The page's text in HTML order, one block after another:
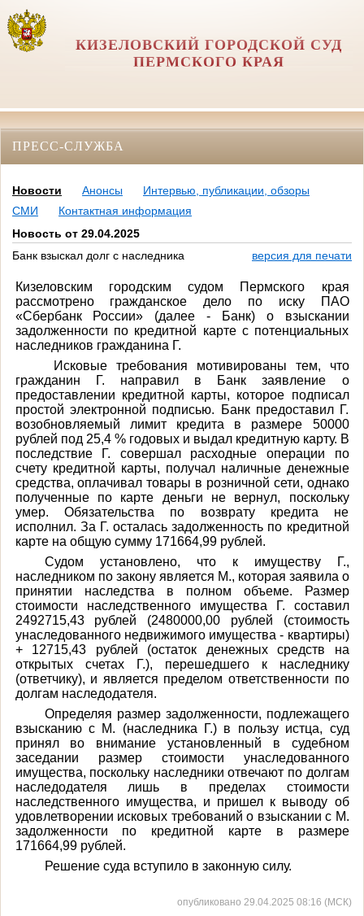
КИЗЕЛОВСКИЙ ГОРОДСКОЙ СУД
ПЕРМСКОГО КРАЯ
ПРЕСС-СЛУЖБА
Новости Анонсы
Интервью, публикации, обзоры
СМИ
Контактная информация
Новость от 29.04.2025
Банк взыскал долг с наследника
версия для печати
Кизеловским городским судом Пермского края
рассмотрено гражданское дело по иску ПАО
«Сбербанк России» (далее - Банк) о взыскании
задолженности по кредитной карте с потенциальных
наследников гражданина Г.
Исковые требования мотивированы тем, что
гражданин Г. направил в Банк заявление о
предоставлении кредитной карты, которое подписал
простой электронной подписью. Банк предоставил Г.
возобновляемый лимит кредита в размере 50000
рублей под 25,4 % годовых и выдал кредитную карту. В
последствие Г. совершал расходные операции по
счету кредитной карты, получал наличные денежные
средства, оплачивал товары в розничной сети, однако
полученные по карте деньги не вернул, поскольку
умер. Обязательства по возврату кредита не
исполнил. За Г. осталась задолженность по кредитной
карте на общую сумму 171664,99 рублей.
Судом установлено, что к имуществу Г.,
наследником по закону является М., которая заявила о
принятии наследства в полном объеме. Размер
стоимости наследственного имущества Г. составил
2492715,43 рублей (2480000,00 рублей (стоимость
унаследованного недвижимого имущества - квартиры)
+ 12715,43 рублей (остаток денежных средств на
открытых счетах Г.), перешедшего к наследнику
(ответчику), и является пределом ответственности по
долгам наследодателя.
Определяя размер задолженности, подлежащего
взысканию с М. (наследника Г.) в пользу истца, суд
принял во внимание установленный в судебном
заседании размер стоимости унаследованного
имущества, поскольку наследники отвечают по долгам
наследодателя лишь в пределах стоимости
наследственного имущества, и пришел к выводу об
удовлетворении исковых требований о взыскании с М.
задолженности по кредитной карте в размере
171664,99 рублей.
Решение суда вступило в законную силу.
опубликовано 29.04.2025 08:16 (МСК)